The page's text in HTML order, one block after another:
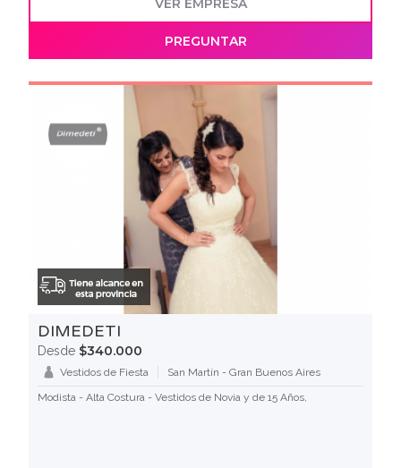
VER EMPRESA
PREGUNTAR
DIMEDETI
Desde $340.000
Vestidos de Fiesta
San Martín - Gran Buenos Aires
Modista - Alta Costura - Vestidos de Novia y de 15 Años,